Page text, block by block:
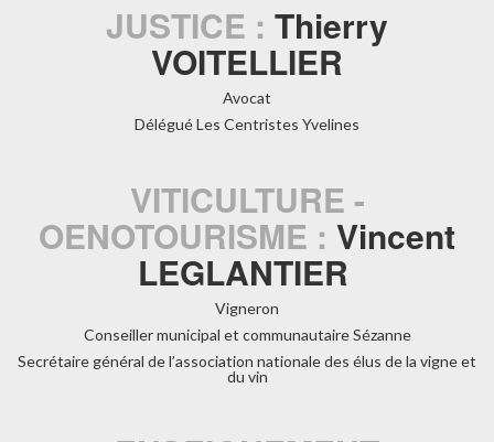
JUSTICE : Thierry
VOITELLIER
Avocat
Délégué Les Centristes Yvelines
VITICULTURE -
OENOTOURISME : Vincent
LEGLANTIER
Vigneron
Conseiller municipal et communautaire Sézanne
Secrétaire général de l’association nationale des élus de la vigne et
du vin